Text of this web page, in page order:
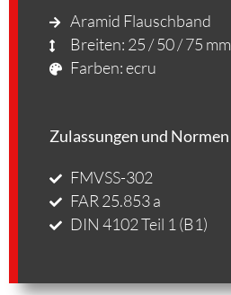
Aramid Flauschband
Breiten: 25 / 50 / 75 mm
Farben: ecru
Zulassungen und Normen
FMVSS-302
FAR 25.853 a
DIN 4102 Teil 1 (B1)